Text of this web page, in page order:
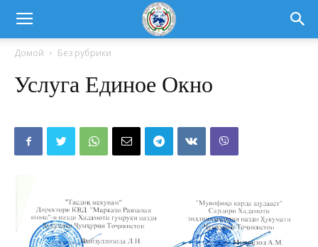
Домой Без рубрики
Услуга Единое Окно